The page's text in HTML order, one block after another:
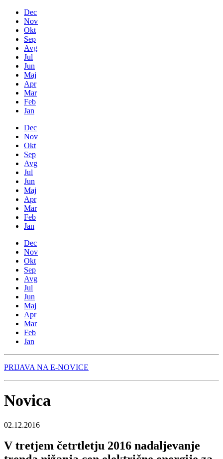
Dec
Nov
Okt
Sep
Avg
Jul
Jun
Maj
Apr
Mar
Feb
Jan
Dec
Nov
Okt
Sep
Avg
Jul
Jun
Maj
Apr
Mar
Feb
Jan
Dec
Nov
Okt
Sep
Avg
Jul
Jun
Maj
Apr
Mar
Feb
Jan
PRIJAVA NA E-NOVICE
Novica
02.12.2016
V tretjem četrtletju 2016 nadaljevanje